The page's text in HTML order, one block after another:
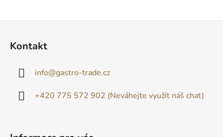
Kontakt
info@gastro-trade.cz
+420 775 572 902 (Neváhejte využít náš chat)